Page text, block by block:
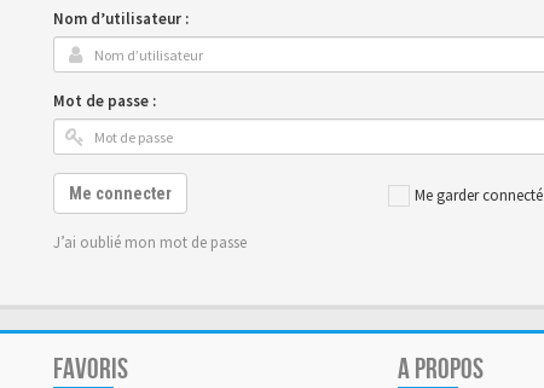
Nom d’utilisateur :
Mot de passe :
Me garder connecté
Me connecter
J’ai oublié mon mot de passe
FAVORIS A PROPOS